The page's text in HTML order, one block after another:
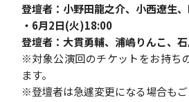
登壇者：小野田龍之介、小西遼
・6月2日(火)18:00
登壇者：大貫勇輔、浦嶋りんこ、
※対象公演回のチケットをお持ち
ます。
※登壇者は急遽変更になる場合もご